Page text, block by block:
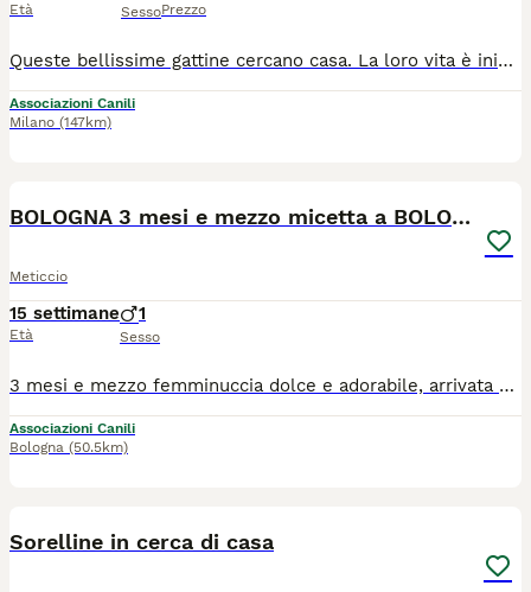
Età SessoPrezzo
Queste bellissime gattine cercano casa. La loro vita è iniziata nel modo più ingiusto, sono state abbandonate quando avrebbero avuto bisogno di amore e protezione. Nonostante tutto non hanno perso la fiducia nelle persone. Sono gattine affettuose, curiosa, giocherellone, socievoli. Pronte a riempire di fuse,amore e allegria le o la famiglia che vorrà adottarle. In arrivo a Milano zona portello Accursio. Vaccinate e sverminate. Ma se non potete venire a prendere la gattina che avete scelto sarà lei ad arrivare direttamente a casa vostra. Per info nicoletta
Associazioni Canili
Milano (147km)
BOLOGNA 3 mesi e mezzo micetta a BOLOGNA
Meticcio
15 settimane
Età
1
Sesso
3 mesi e mezzo femminuccia dolce e adorabile, arrivata a Bologna da Palermo x cercare adozione. Abituata in casa, cerca famiglia, solo per adozione in casa in sicurezza, dopo pre affido con visita conoscitiva di volontario. Si trova a BOLOGNA lasciare whatsapp con presentazione
Associazioni Canili
Bologna (50.5km)
Sorelline in cerca di casa